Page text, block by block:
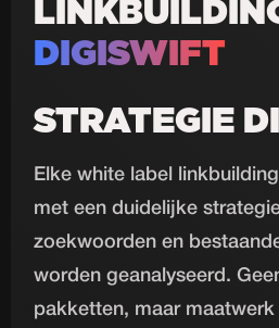
DIGISWIFT
STRATEGIE
Elke white label
met een duidelijke
zoekwoorden en
worden geanalyseerd.
pakketten, maar maatwerk